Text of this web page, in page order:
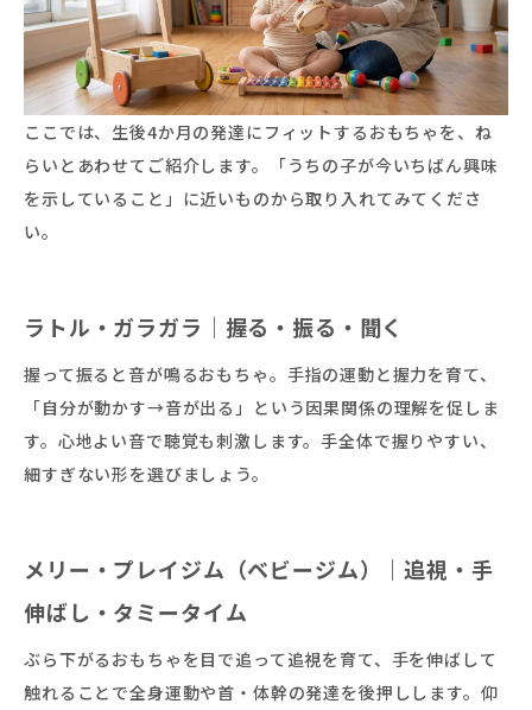
ここでは、生後4か月の発達にフィットするおもちゃを、ね
らいとあわせてご紹介します。「うちの子が今いちばん興味
を示していること」に近いものから取り入れてみてくださ
い。
ラトル・ガラガラ｜握る・振る・聞く
握って振ると音が鳴るおもちゃ。手指の運動と握力を育て、
「自分が動かす→音が出る」という因果関係の理解を促しま
す。心地よい音で聴覚も刺激します。手全体で握りやすい、
細すぎない形を選びましょう。
メリー・プレイジム（ベビージム）｜追視・手
伸ばし・タミータイム
ぶら下がるおもちゃを目で追って追視を育て、手を伸ばして
触れることで全身運動や首・体幹の発達を後押しします。仰